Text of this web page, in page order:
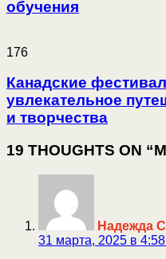
обучения
176
Канадские
увлекательное
и творчества
19 THOUGHTS ON
Надежда
31 марта, 2025 в